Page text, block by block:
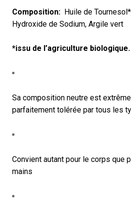
Composition: Huile de
Hydroxide de Sodium, Argile vert
*issu de l’agriculture biologique.
Sa composition neutre est
parfaitement tolérée par tous les
Convient autant pour le corps que
mains